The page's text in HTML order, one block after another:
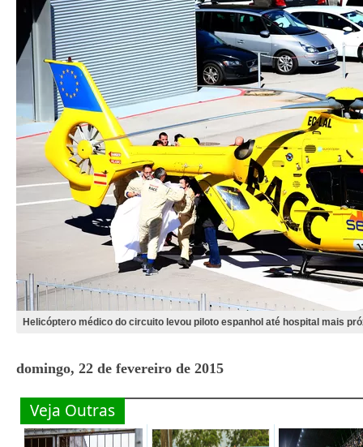
Helicóptero médico do circuito levou piloto espanhol até hospital mais
domingo, 22 de fevereiro de 2015
Veja Outras